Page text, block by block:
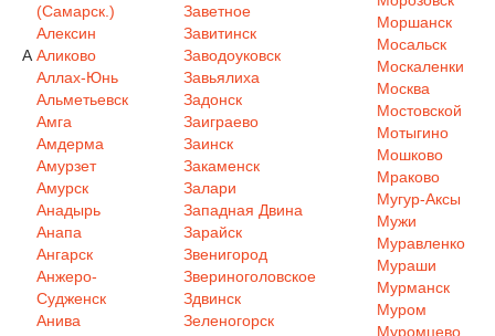
А
(Самарск.)
Алексин
Аликово
Аллах-Юнь
Альметьевск
Амга
Амдерма
Амурзет
Амурск
Анадырь
Анапа
Ангарск
Анжеро-
Судженск
Анива
Заветное
Завитинск
Заводоуковск
Завьялиха
Задонск
Заиграево
Заинск
Закаменск
Залари
Западная Двина
Зарайск
Звенигород
Звериноголовское
Здвинск
Зеленогорск
Моршанск
Мосальск
Москаленки
Москва
Мостовской
Мотыгино
Мошково
Мраково
Мугур-Аксы
Мужи
Муравленко
Мураши
Мурманск
Муром
Муромцево